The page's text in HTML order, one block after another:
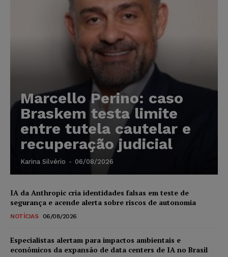
Marcello Perino: caso
Braskem testa limite
entre tutela cautelar e
recuperação judicial
Karina Silvério - 06/08/2026
IA da Anthropic cria identidades falsas em teste de
segurança e acende alerta sobre riscos de autonomia
NOTÍCIAS 06/08/2026
Especialistas alertam para impactos ambientais e
econômicos da expansão de data centers de IA no Brasil